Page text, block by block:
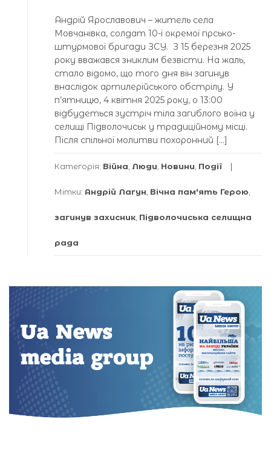
Андрій Ярославович – житель села
Мовчанівка, солдат 10-ї окремої гірсько-
штурмової бригади ЗСУ. З 15 березня 2025
року вважався зниклим безвісти. На жаль,
стало відомо, що того дня він загинув
внаслідок артилерійського обстрілу. У
п’ятницю, 4 квітня 2025 року, о 13:00
відбудеться зустріч тіла загиблого воїна у
селищі Підволочиськ у традиційному місці.
Після спільної молитви похоронний […]
Категорія: Війна, Люди, Новини, Події
Мітки: Андрій Лагун, Вічна пам'ять Герою,
загинув захисник, Підволочиська селищна
рада